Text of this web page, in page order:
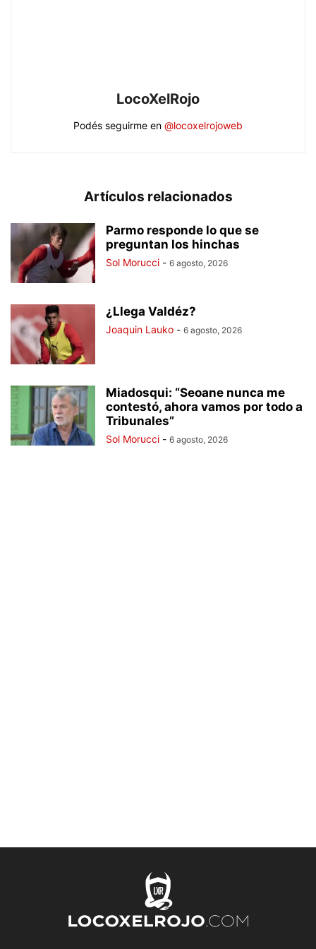
LocoXelRojo
Podés seguirme en @locoxelrojoweb
Artículos relacionados
Parmo responde lo que se
preguntan los hinchas
Sol Morucci - 6 agosto, 2026
¿Llega Valdéz?
Joaquin Lauko - 6 agosto, 2026
Miadosqui: “Seoane nunca me
contestó, ahora vamos por todo a
Tribunales”
Sol Morucci - 6 agosto, 2026